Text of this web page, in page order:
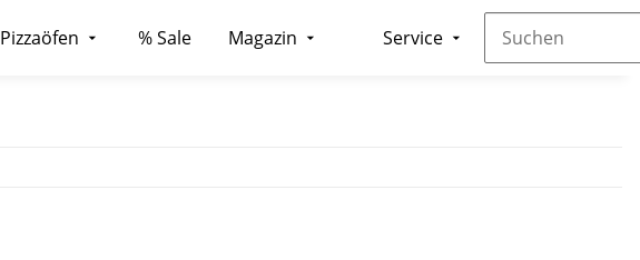
Pizzaöfen % Sale Magazin Service